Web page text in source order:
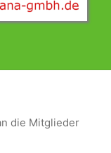
die Mitglieder